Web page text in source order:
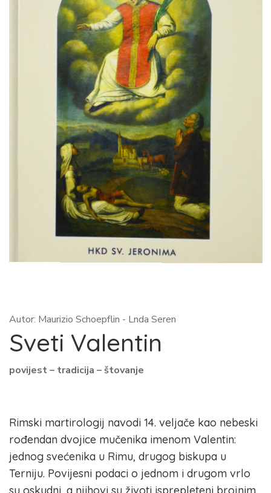
Autor: Maurizio Schoepflin - Lnda Seren
Sveti Valentin
povijest – tradicija – štovanje
Rimski martirologij navodi 14. veljače kao nebeski
rođendan dvojice mučenika imenom Valentin:
jednog svećenika u Rimu, drugog biskupa u
Terniju. Povijesni podaci o jednom i drugom vrlo